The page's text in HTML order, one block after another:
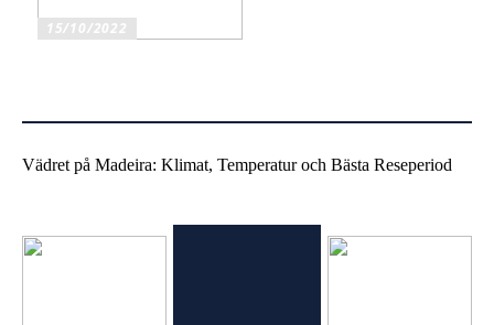
15/10/2022
Vädret på Madeira: Klimat, Temperatur och Bästa Reseperiod